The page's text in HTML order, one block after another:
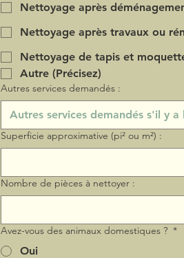
Nettoyage après
Nettoyage après travaux ou
Nettoyage de tapis et
Autre (Précisez)
Autres services demandés :
Superficie approximative (pi² ou m²) :
Nombre de pièces à nettoyer :
Avez-vous des animaux domestiques ? *
Oui